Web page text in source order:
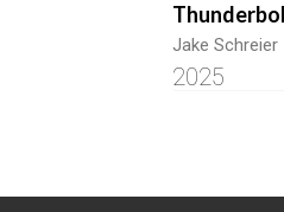
Jake Schreier
2025